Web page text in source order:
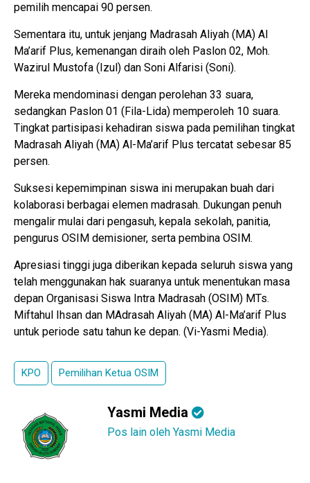
pemilih mencapai 90 persen.
Sementara itu, untuk jenjang Madrasah Aliyah (MA) Al
Ma’arif Plus, kemenangan diraih oleh Paslon 02, Moh.
Wazirul Mustofa (Izul) dan Soni Alfarisi (Soni).
Mereka mendominasi dengan perolehan 33 suara,
sedangkan Paslon 01 (Fila-Lida) memperoleh 10 suara.
Tingkat partisipasi kehadiran siswa pada pemilihan tingkat
Madrasah Aliyah (MA) Al-Ma’arif Plus tercatat sebesar 85
persen.
Suksesi kepemimpinan siswa ini merupakan buah dari
kolaborasi berbagai elemen madrasah. Dukungan penuh
mengalir mulai dari pengasuh, kepala sekolah, panitia,
pengurus OSIM demisioner, serta pembina OSIM.
Apresiasi tinggi juga diberikan kepada seluruh siswa yang
telah menggunakan hak suaranya untuk menentukan masa
depan Organisasi Siswa Intra Madrasah (OSIM) MTs.
Miftahul Ihsan dan MAdrasah Aliyah (MA) Al-Ma’arif Plus
untuk periode satu tahun ke depan. (Vi-Yasmi Media).
KPO Pemilihan Ketua OSIM
Yasmi Media
Pos lain oleh Yasmi Media